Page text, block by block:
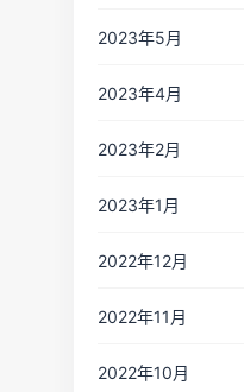
2023年5月
2023年4月
2023年2月
2023年1月
2022年12月
2022年11月
2022年10月